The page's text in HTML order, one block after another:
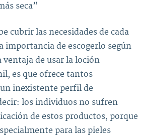
seca”
cubrir las necesidades de cada
importancia de escogerlo según
ventaja de usar la loción
es que ofrece tantos
inexistente perfil de
los individuos no sufren
de estos productos, porque
para las pieles